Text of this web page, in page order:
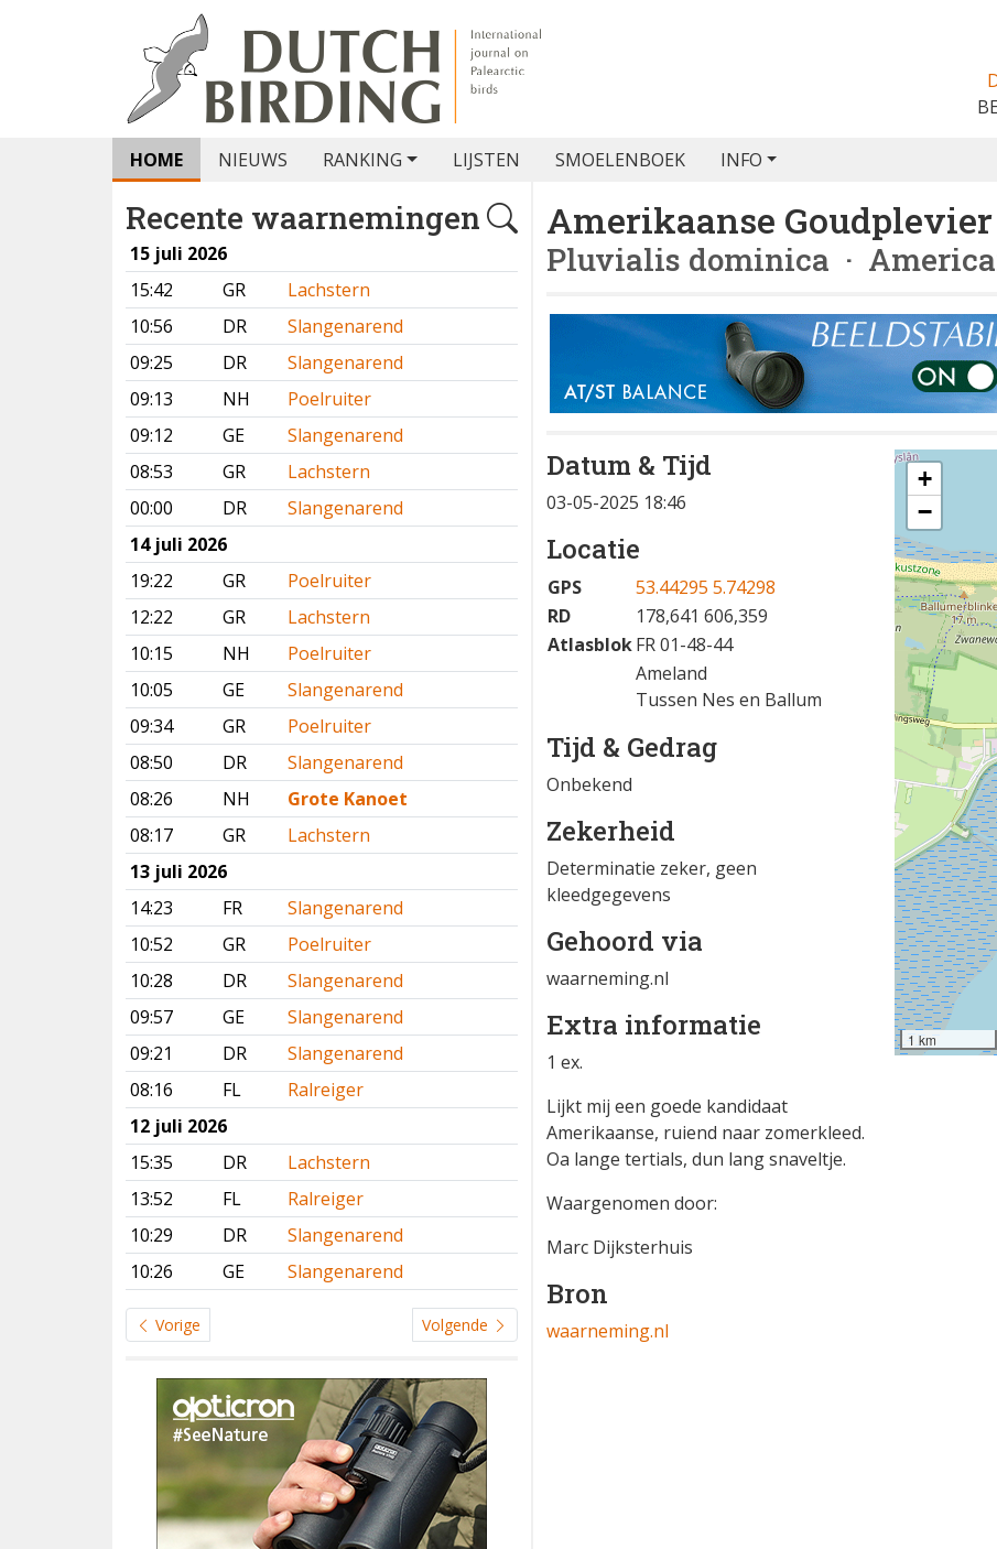
HOME NIEUWS RANKING LIJSTEN SMOELENBOEK INFO
Recente waarnemingen
15 juli 2026
15:42
GR
Lachstern
10:56
DR
Slangenarend
09:25
DR
Slangenarend
09:13
NH
Poelruiter
09:12
GE
Slangenarend
08:53
GR
Lachstern
00:00
DR
Slangenarend
14 juli 2026
19:22
GR
Poelruiter
12:22
GR
Lachstern
10:15
NH
Poelruiter
10:05
GE
Slangenarend
09:34
GR
Poelruiter
08:50
DR
Slangenarend
08:26
NH
Grote Kanoet
08:17
GR
Lachstern
13 juli 2026
14:23
FR
Slangenarend
10:52
GR
Poelruiter
10:28
DR
Slangenarend
09:57
GE
Slangenarend
09:21
DR
Slangenarend
08:16
FL
Ralreiger
12 juli 2026
15:35
DR
Lachstern
13:52
FL
Ralreiger
10:29
DR
Slangenarend
10:26
GE Slangenarend
Vorige Volgende
Amerikaanse Goudplevier
Pluvialis dominica ·
Datum & Tijd
03-05-2025 18:46
Locatie
GPS
53.44295 5.74298
RD
178,641 606,359
AtlasblokFR 01-48-44
Ameland
Tussen Nes en Ballum
Tijd & Gedrag
Onbekend
Zekerheid
Determinatie zeker, geen
kleedgegevens
Gehoord via
waarneming.nl
Extra informatie
1 ex.
Lijkt mij een goede kandidaat
Amerikaanse, ruiend naar zomerkleed.
Oa lange tertials, dun lang snaveltje.
Waargenomen door:
Marc Dijksterhuis
Bron
waarneming.nl
+
−
1 km